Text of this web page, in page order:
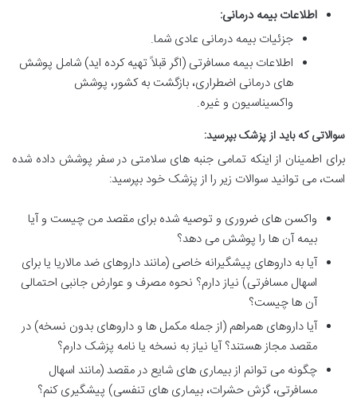
اطلاعات بیمه درمانی:
جزئیات بیمه درمانی عادی شما.
اطلاعات بیمه مسافرتی (اگر قبلاً تهیه کرده اید) شامل پوشش
های درمانی اضطراری، بازگشت به کشور، پوشش
واکسیناسیون و غیره.
سوالاتی که باید از پزشک بپرسید:
برای اطمینان از اینکه تمامی جنبه های سلامتی در سفر پوشش داده شده
است، می توانید سوالات زیر را از پزشک خود بپرسید:
واکسن های ضروری و توصیه شده برای مقصد من چیست و آیا
بیمه آن ها را پوشش می دهد؟
آیا به داروهای پیشگیرانه خاصی (مانند داروهای ضد مالاریا یا برای
اسهال مسافرتی) نیاز دارم؟ نحوه مصرف و عوارض جانبی احتمالی
آن ها چیست؟
آیا داروهای همراهم (از جمله مکمل ها و داروهای بدون نسخه) در
مقصد مجاز هستند؟ آیا نیاز به نسخه یا نامه پزشک دارم؟
چگونه می توانم از بیماری های شایع در مقصد (مانند اسهال
مسافرتی، گزش حشرات، بیماری های تنفسی) پیشگیری کنم؟